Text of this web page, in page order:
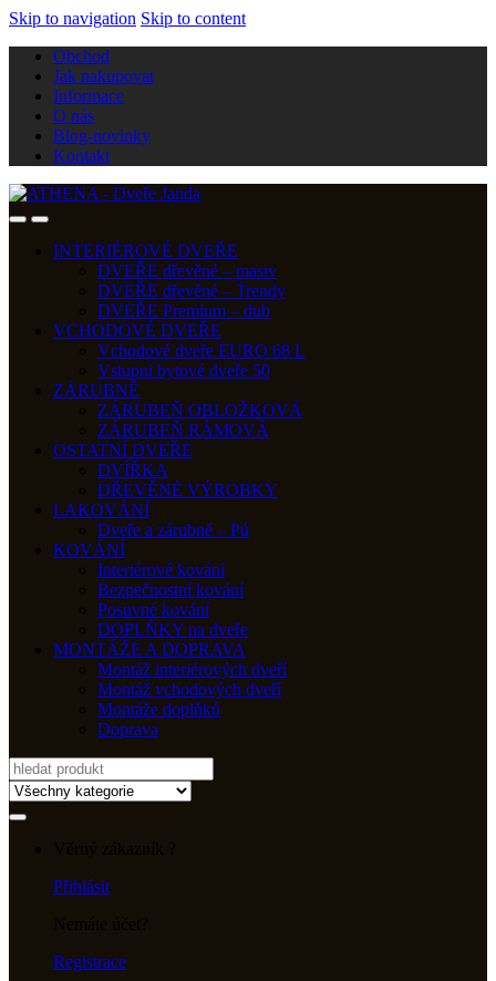
Skip to navigation Skip to content
Obchod
Jak nakupovat
Informace
O nás
Blog-novinky
Kontakt
INTERIÉROVÉ DVEŘE
DVEŘE dřevěné – masiv
DVEŘE dřevěné – Trendy
DVEŘE Premium – dub
VCHODOVÉ DVEŘE
Vchodové dveře EURO 68 L
Vstupní bytové dveře 50
ZÁRUBNĚ
ZÁRUBEŇ OBLOŽKOVÁ
ZÁRUBEŇ RÁMOVÁ
OSTATNÍ DVEŘE
DVÍŘKA
DŘEVĚNÉ VÝROBKY
LAKOVÁNÍ
Dveře a zárubně – Pú
KOVÁNÍ
Interiérové kování
Bezpečnostní kování
Posuvné kování
DOPLŇKY na dveře
MONTÁŽE A DOPRAVA
Montáž interiérových dveří
Montáž vchodových dveří
Montáže doplňků
Doprava
Search
for:
Přihlásit
Registrace